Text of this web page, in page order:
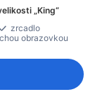
„King“
zrcadlo
obrazovkou